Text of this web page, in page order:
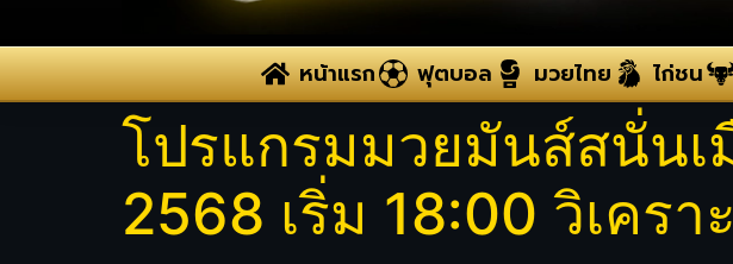
หน้าแรก ฟุตบอล มวยไทย ไก่ชน
โปรแกรมมวยมันส์สนั่น
2568 เริ่ม 18:00 วิเค